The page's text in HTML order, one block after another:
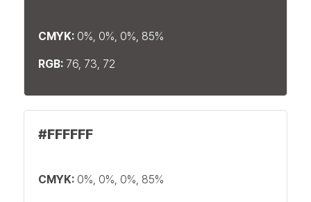
CMYK:0%, 0%, 0%, 85%
RGB:76, 73, 72
#FFFFFF
CMYK:0%, 0%, 0%, 85%